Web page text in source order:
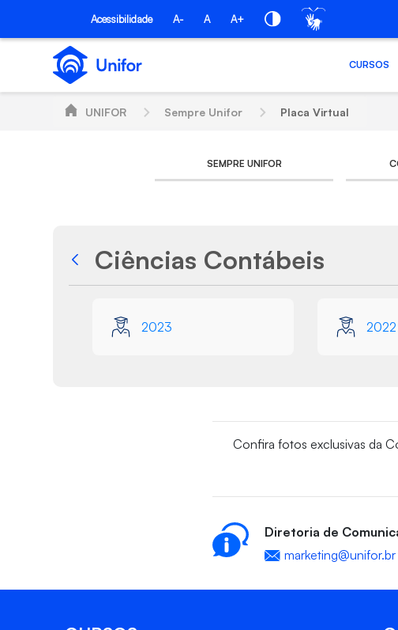
Pular para o Conteúdo principal
Acessibilidade A- A A+
CURSOS
UNIFOR Sempre Unifor Placa Virtual
SEMPRE UNIFOR
Ciências Contábeis
2023
2022
Confira fotos exclusivas da
Diretoria de
marketing@unifor.br